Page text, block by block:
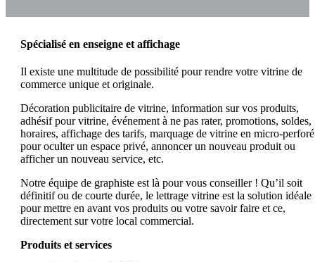
Spécialisé en enseigne et affichage
Il existe une multitude de possibilité pour rendre votre vitrine de
commerce unique et originale.
Décoration publicitaire de vitrine, information sur vos produits,
adhésif pour vitrine, événement à ne pas rater, promotions, soldes,
horaires, affichage des tarifs, marquage de vitrine en micro-perforé
pour oculter un espace privé, annoncer un nouveau produit ou
afficher un nouveau service, etc.
Notre équipe de graphiste est là pour vous conseiller ! Qu’il soit
définitif ou de courte durée, le lettrage vitrine est la solution idéale
pour mettre en avant vos produits ou votre savoir faire et ce,
directement sur votre local commercial.
Produits et services